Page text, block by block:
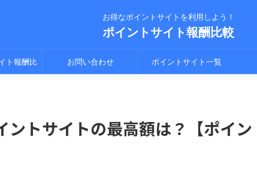
お得なポイントサイトを利用しよう！
ポイントサイト報酬比較
ト報酬比 お問い合わせ ポイントサイト一覧
トサイトの最高額は？【ポイン